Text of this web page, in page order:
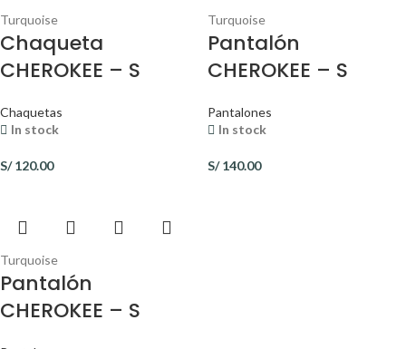
Turquoise
Chaqueta
CHEROKEE – S
Chaquetas
In stock
S/120.00
Turquoise
Pantalón
CHEROKEE – S
Pantalones
In stock
S/140.00
Turquoise
Pantalón
CHEROKEE – S